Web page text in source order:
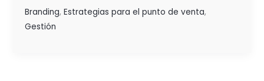
Branding, Estrategias para el punto de venta,
Gestión